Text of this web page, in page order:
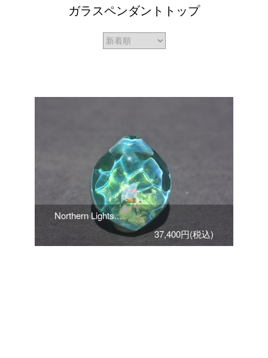
ガラスペンダントトップ
Northern Lights...
37,400円(税込)